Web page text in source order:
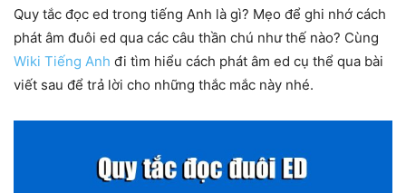
Quy tắc đọc ed trong tiếng Anh là gì? Mẹo để ghi nhớ cách
phát âm đuôi ed qua các câu thần chú như thế nào? Cùng
Wiki Tiếng Anh đi tìm hiểu cách phát âm ed cụ thể qua bài
viết sau để trả lời cho những thắc mắc này nhé.